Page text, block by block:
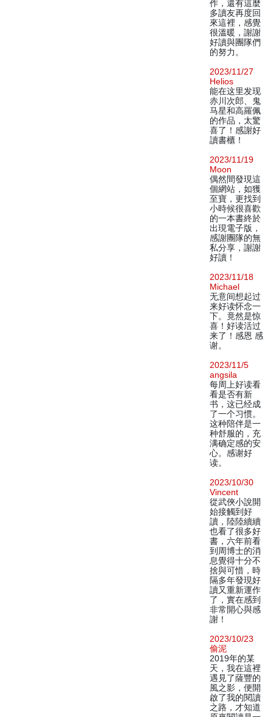
作，還有這麼
多讀友再度回
來這裡，感覺
很溫暖，謝謝
好讀與團隊們
的努力。
2023/11/27
Helios
能在这里发现
赤川次郎、鬼
马星和高羅佩
的作品，太驚
喜了！感謝好
讀書櫃！
2023/11/19
Moon
偶然間發現這
個網站，如獲
至寶，更找到
小時候很喜歡
的一本書終於
出現電子版，
感謝團隊的無
私分享，謝謝
好讀！
2023/11/18
Michael
无意间想起过
来好读怀念一
下。竟然是惊
喜！好读活过
来了！感恩 感
谢。
2023/11/5
angsila
每周上好读看
看是否有新
书，这已经成
了一个习惯。
这种陪伴是一
种舒服的，充
满确定感的安
心。感谢好
读。
2023/10/30
Vincent
從武俠小說開
始接觸到好
讀，陸陸續續
也看了很多好
書，六年前看
到周博士的消
息覺得十分不
捨與可惜，時
隔多年發現好
讀又重新運作
了，實在感到
非常開心與感
謝！
2023/10/23
偷泥
2019年的某
天，我在這裡
遇見了薩豐的
風之影，便開
啟了我的閱讀
之路，才知道